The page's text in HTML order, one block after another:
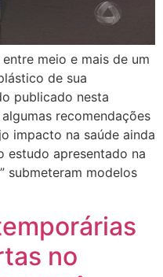
meio e mais de um
de sua
publicado nesta
recomendações
impacto na saúde ainda
estudo apresentado na
submeteram modelos
no